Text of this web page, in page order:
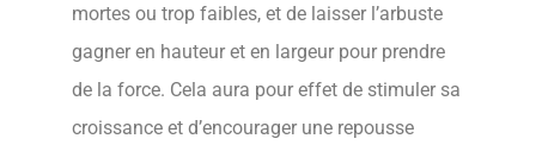
mortes ou trop faibles, et de laisser l’arbuste
gagner en hauteur et en largeur pour prendre
de la force. Cela aura pour effet de stimuler sa
croissance et d’encourager une repousse